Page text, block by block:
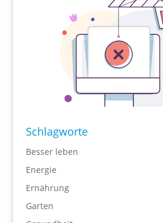
Schlagworte
Besser leben
Energie
Ernährung
Garten